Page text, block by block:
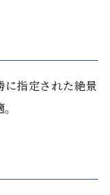
に指定された絶景